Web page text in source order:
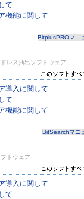
て
機能に関して
BitplusPROマニ
レス抽出ソフトウェア
導入に関して
て
機能に関して
BitSearchマニ
トウェア
導入に関して
て